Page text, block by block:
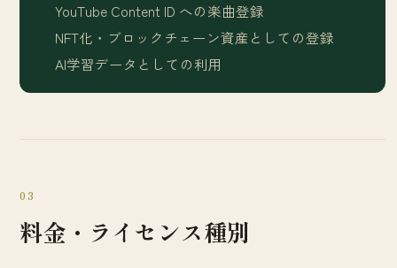
YouTube Content ID への楽曲登録
NFT化・ブロックチェーン資産としての登録
AI学習データとしての利用
03
料金・ライセンス種別